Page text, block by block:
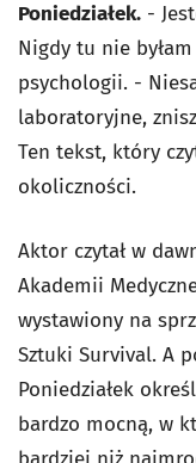
Poniedziałek. -
Nigdy tu nie
psychologii. -
laboratoryjne,
Ten tekst, który
okoliczności.
Aktor czytał w
Akademii
wystawiony na
Sztuki Survival. A
Poniedziałek
bardzo mocną, w